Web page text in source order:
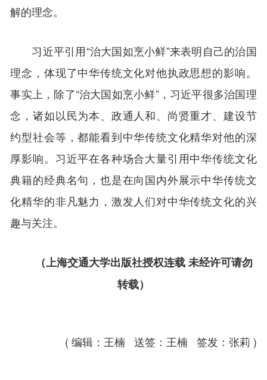
解的理念。
习近平引用“治大国如烹小鲜”来表明自己的治国
理念，体现了中华传统文化对他执政思想的影响。
事实上，除了“治大国如烹小鲜”，习近平很多治国理
念，诸如以民为本、政通人和、尚贤重才、建设节
约型社会等，都能看到中华传统文化精华对他的深
厚影响。习近平在各种场合大量引用中华传统文化
典籍的经典名句，也是在向国内外展示中华传统文
化精华的非凡魅力，激发人们对中华传统文化的兴
趣与关注。
（上海交通大学出版社授权连载 未经许可请勿
转载）
( 编辑：王楠 送签：王楠 签发：张莉 )